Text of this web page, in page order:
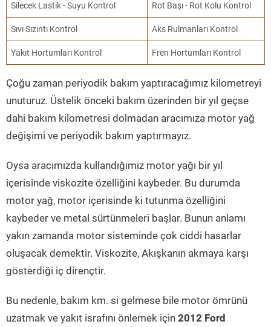
Silecek Lastik - Suyu Kontrol Rot Başı - Rot Kolu Kontrol
Sıvı Sızıntı Kontrol Aks Rulmanları Kontrol
Yakıt Hortumları Kontrol Fren Hortumları Kontrol
Çoğu zaman periyodik bakım yaptıracağımız kilometreyi
unuturuz. Üstelik önceki bakım üzerinden bir yıl geçse
dahi bakım kilometresi dolmadan aracımıza motor yağ
değişimi ve periyodik bakım yaptırmayız.
Oysa aracımızda kullandığımız motor yağı bir yıl
içerisinde viskozite özelliğini kaybeder. Bu durumda
motor yağ, motor içerisinde ki tutunma özelliğini
kaybeder ve metal sürtünmeleri başlar. Bunun anlamı
yakın zamanda motor sisteminde çok ciddi hasarlar
oluşacak demektir. Viskozite, Akışkanın akmaya karşı
gösterdiği iç dirençtir.
Bu nedenle, bakım km. si gelmese bile motor ömrünü
uzatmak ve yakıt israfını önlemek için 2012 Ford